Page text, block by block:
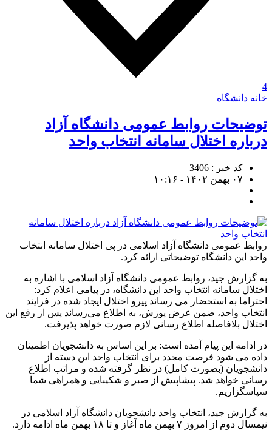
4
خانه دانشگاه
توضیحات روابط عمومی دانشگاه آزاد
درباره اختلال سامانه انتخاب واحد
کد خبر : 3406
۰۷ بهمن ۱۴۰۲ - ۱۰:۱۶
روابط عمومی دانشگاه آزاد اسلامی در پی اختلال سامانه انتخاب
واحد این دانشگاه توضیحاتی ارائه کرد.
به گزارش جید، روابط عمومی دانشگاه آزاد اسلامی با اشاره به
اختلال سامانه انتخاب واحد این دانشگاه، در پیامی اعلام کرد:
احتراما به استحضار می رساند پیرو اختلال ایجاد شده در فرایند
انتخاب واحد، ضمن عرض پوزش، به اطلاع می‌رساند پس از رفع این
اختلال بلافاصله اطلاع رسانی لازم صورت خواهد پذیرفت.
در ادامه این پیام آمده است: بر این اساس به دانشجویان اطمینان
داده می شود فرصت مجدد برای انتخاب واحد این دسته از
دانشجویان (بصورت کامل) در نظر گرفته شده و مراتب اطلاع
رسانی خواهد شد. پیشاپیش از صبر و شکیبایی و همراهی شما
سپاسگزاریم.
به گزارش جید، انتخاب واحد دانشجویان دانشگاه آزاد اسلامی در
نیمسال دوم از امروز ۷ بهمن ماه آغاز و تا ۱۸ بهمن ماه ادامه دارد.